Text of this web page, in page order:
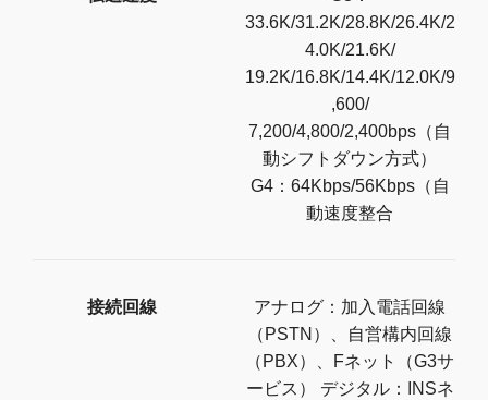
33.6K/31.2K/28.8K/26.4K/2
4.0K/21.6K/
19.2K/16.8K/14.4K/12.0K/9
,600/
7,200/4,800/2,400bps（自
動シフトダウン方式）
G4：64Kbps/56Kbps（自
動速度整合
接続回線
アナログ：加入電話回線
（PSTN）、自営構内回線
（PBX）、Fネット（G3サ
ービス） デジタル：INSネ